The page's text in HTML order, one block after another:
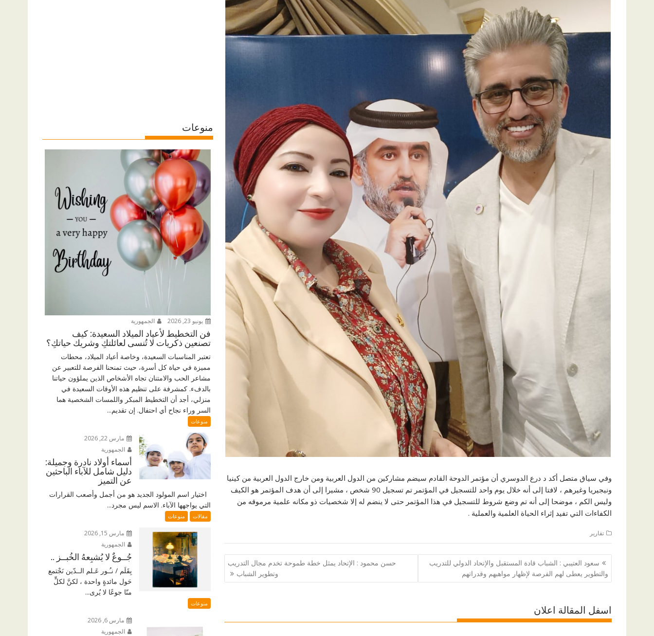
وفي سياق متصل أكد د درع الدوسري أن مؤتمر الدوحة القادم سيضم مشاركين من الدول العربية ومن خارج الدول العربية من كينيا
ونيجيريا وغيرهم ، لافتا إلى أنه خلال يوم واحد للتسجيل في المؤتمر تم تسجيل 90 شخص ، مشيرا إلى أن هدف المؤتمر هو الكيف
وليس الكم ، موضحا إلى أنه تم وضع شروط للتسجيل في هذا المؤتمر حتى لا ينضم له إلا شخصيات ذو مكانه علمية مرموقه من
الكفاءات التي تفيد إثراء الحياة العلمية والعملية .
تقارير
تصفّح
المقالات
سعود العتيبي : الشباب قادة المستقبل والإتحاد الدولي للتدريب
والتطوير يعطى لهم الفرصة لإظهار مواهبهم وقدراتهم
حسن محمود : الإتحاد يمثل خطة طموحة تخدم مجال التدريب
وتطوير الشباب
اسفل المقالة اعلان
منوعات
يونيو 23, 2026 الجمهورية
فن التخطيط لأعياد الميلاد السعيدة: كيف
تصنعين ذكريات لا تُنسى لعائلتكِ وشريك حياتكِ؟
تعتبر المناسبات السعيدة، وخاصة أعياد الميلاد، محطات
مميزة في حياة كل أسرة، حيث تمنحنا الفرصة للتعبير عن
مشاعر الحب والامتنان تجاه الأشخاص الذين يملؤون حياتنا
بالدفء. كمشرفة على تنظيم هذه الأوقات السعيدة في
منزلي، أجد أن التخطيط المبكر واللمسات الشخصية هما
السر وراء نجاح أي احتفال. إن تقديم...
منوعات
مارس 22, 2026
الجمهورية
أسماء أولاد نادرة وجميلة:
دليل شامل للآباء الباحثين
عن التميز
اختيار اسم المولود الجديد هو من أجمل وأصعب القرارات
التي يواجهها الآباء. الاسم ليس مجرد...
مقالات منوعات
مارس 15, 2026
الجمهورية
جُــوعٌ لا يُشبِعهُ الخُبــز ..
بِقَلَم / نـُـور عَـلم الــدّين نَجْتمع
حَول مائدةٍ واحدة ، لكنَّ لكلٍّ
منّا جوعًا لا يُرى...
منوعات
مارس 6, 2026
الجمهورية